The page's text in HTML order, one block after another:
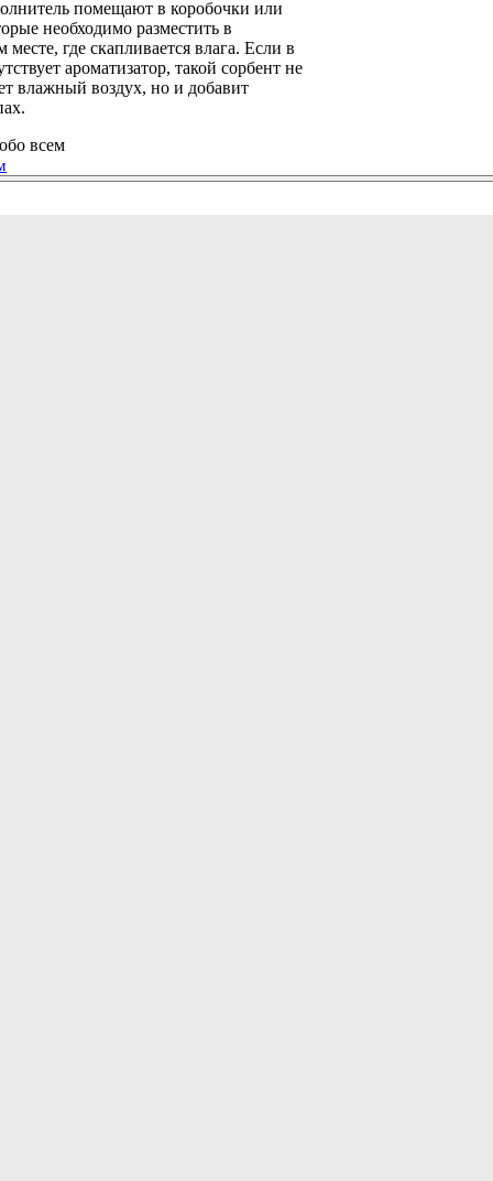
помещают в коробочки или
необходимо разместить в
месте, где скапливается влага. Если в
ароматизатор, такой сорбент не
влажный воздух, но и добавит
всем